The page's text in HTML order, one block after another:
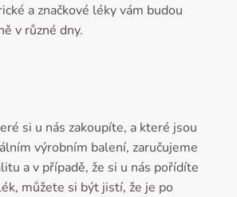
a značkové léky vám budou
v různé dny.
si u nás zakoupíte, a které jsou
výrobním balení, zaručujeme
a v případě, že si u nás pořídíte
můžete si být jistí, že je po